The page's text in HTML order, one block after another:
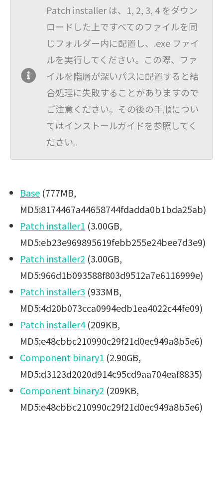
Patch installer は、1, 2, 3, 4 をダウン
ロードした上ですべてのファイルを同
じフォルダー内に配置し、.exe ファイ
ルを実行してください。この際、ファ
イルを階層が深いパスに配置すると結
合処理に失敗することがありますので
ご注意ください。その後の手順につい
てはインストールガイドを参照してく
ださい。
Base (777MB,
MD5:8174467a44658744fdadda0b1bda25ab)
Patch installer1 (3.00GB,
MD5:eb23e969895619febb255e24bee7d3e9)
Patch installer2 (3.00GB,
MD5:966d1b093588f803d9512a7e6116999e)
Patch installer3 (933MB,
MD5:4d20b073cca0994edb1ea4022c44fe09)
Patch installer4(209KB,
MD5:e48cbbc210990c29f21d0ec949a8b5e6)
Component binary1 (2.90GB,
MD5:d3123d2020d914c95cd9aa704eaf8835)
Component binary2 (209KB,
MD5:e48cbbc210990c29f21d0ec949a8b5e6)